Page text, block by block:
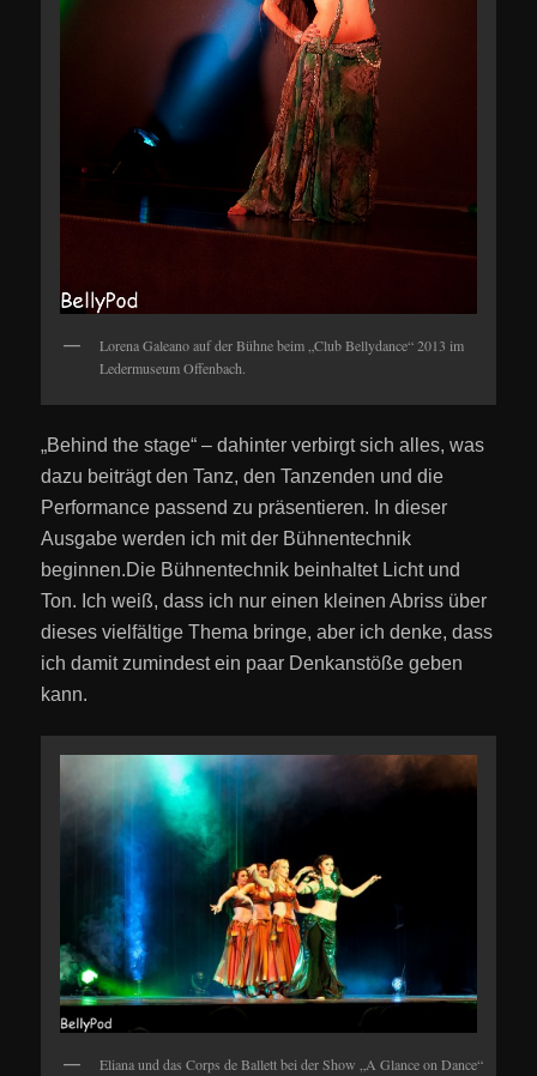
Lorena Galeano auf der Bühne beim „Club Bellydance“ 2013 im
Ledermuseum Offenbach.
„Behind the stage“ – dahinter verbirgt sich alles, was
dazu beiträgt den Tanz, den Tanzenden und die
Performance passend zu präsentieren. In dieser
Ausgabe werden ich mit der Bühnentechnik
beginnen.Die Bühnentechnik beinhaltet Licht und
Ton. Ich weiß, dass ich nur einen kleinen Abriss über
dieses vielfältige Thema bringe, aber ich denke, dass
ich damit zumindest ein paar Denkanstöße geben
kann.
Eliana und das Corps de Ballett bei der Show „A Glance on Dance“